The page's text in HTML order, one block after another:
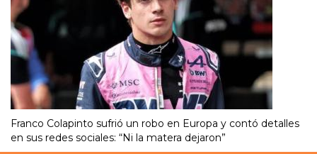
Franco Colapinto sufrió un robo en Europa y contó detalles
en sus redes sociales: “Ni la matera dejaron”